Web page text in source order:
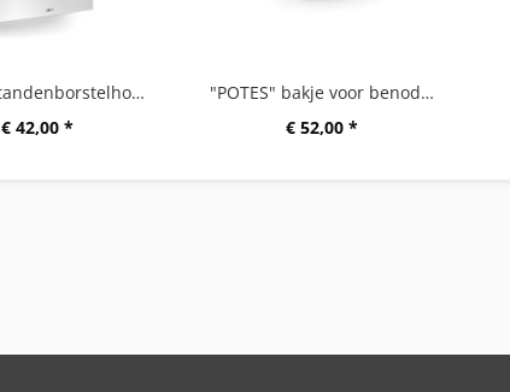
"POTES" tandenborstelhouder, groot
€ 42,00 *
"POTES" bakje voor benodigd- heden, Breite:15 cm
€ 52,00 *